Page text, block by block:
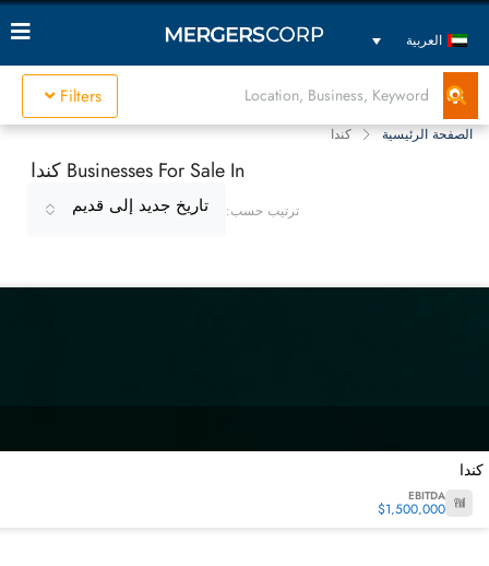
العربية
Filters
الصفحة الرئيسية كندا
Businesses For Sale In كندا
ترتيب حسب: تاريخ جديد إلى قديم
كندا
EBITDA
$1,500,000